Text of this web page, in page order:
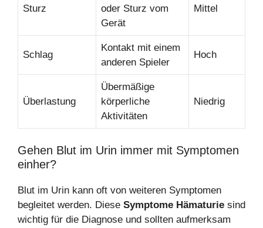
Sturz
oder Sturz vom
Gerät
Mittel
Schlag
Kontakt mit einem
anderen Spieler
Hoch
Überlastung
Übermäßige
körperliche
Aktivitäten
Niedrig
Gehen Blut im Urin immer mit Symptomen
einher?
Blut im Urin kann oft von weiteren Symptomen
begleitet werden. Diese Symptome Hämaturie sind
wichtig für die Diagnose und sollten aufmerksam